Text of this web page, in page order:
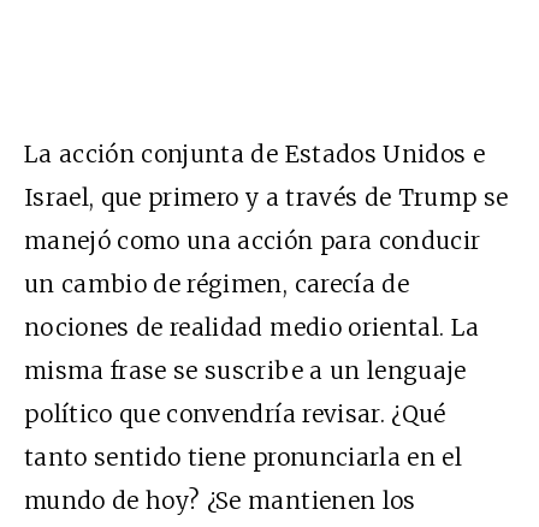
La acción conjunta de Estados Unidos e
Israel, que primero y a través de Trump se
manejó como una acción para conducir
un cambio de régimen, carecía de
nociones de realidad medio oriental. La
misma frase se suscribe a un lenguaje
político que convendría revisar. ¿Qué
tanto sentido tiene pronunciarla en el
mundo de hoy? ¿Se mantienen los